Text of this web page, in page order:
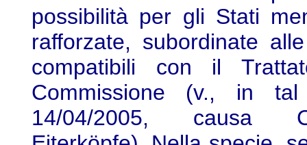
possibilità per gli Stati
rafforzate, subordinate
compatibili con il
Commissione (v., in
14/04/2005, causa C-